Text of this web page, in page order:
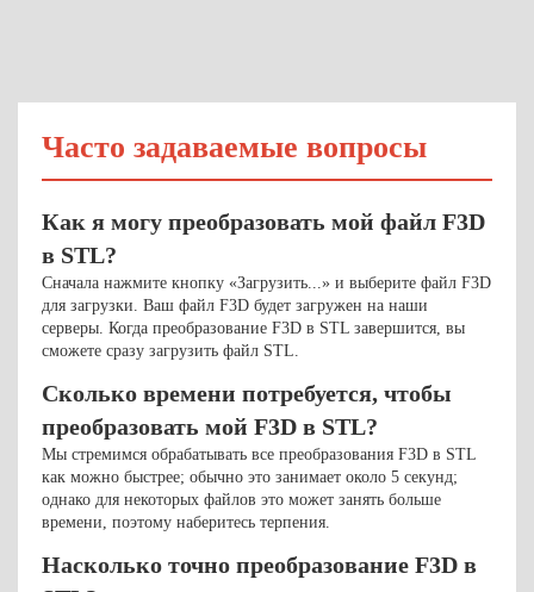
Часто задаваемые вопросы
Как я могу преобразовать мой файл F3D
в STL?
Сначала нажмите кнопку «Загрузить...» и выберите файл F3D
для загрузки. Ваш файл F3D будет загружен на наши
серверы. Когда преобразование F3D в STL завершится, вы
сможете сразу загрузить файл STL.
Сколько времени потребуется, чтобы
преобразовать мой F3D в STL?
Мы стремимся обрабатывать все преобразования F3D в STL
как можно быстрее; обычно это занимает около 5 секунд;
однако для некоторых файлов это может занять больше
времени, поэтому наберитесь терпения.
Насколько точно преобразование F3D в